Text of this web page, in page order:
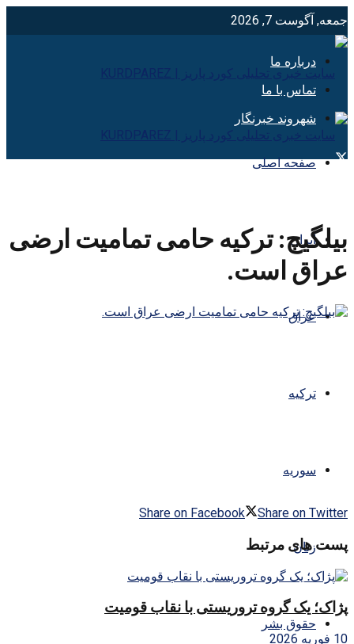
جمعه, آگوست 7, 2026
درباره ما
تماس با ما
شهروند خبرنگار
صفحه اصلی
ایران
عراق
ترکیه
سوریه
زنان
حقوق بشر
بیلگیچ: ترکیه حامی تمامیت ارضی
عراق است.
Share on Facebook Share on Twitter
پست های مرتبط
پژاک؛ یک گروه تروریستی با نقاب قومیت
10 فوریه 2026